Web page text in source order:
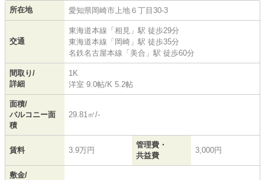
所在地 愛知県 岡崎市 上地 ６丁目30-3
交通
東海道本線 「 相見 」駅 徒歩29分
東海道本線 「 岡崎 」駅 徒歩35分
名鉄名古屋本線 「 美合 」駅 徒歩60分
間取り/
詳細
1K
洋室 9.0帖/K 5.2帖
面積/
バルコニー面
積
29.81㎡/-
賃料 3.9万円
管理費・
共益費
3,000円
敷金/